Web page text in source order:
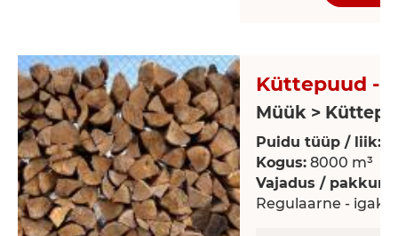
Küttepuud -
Müük >
Puidu tüüp / liik:
Kogus: 8000 m³
Vajadus /
Regulaarne -